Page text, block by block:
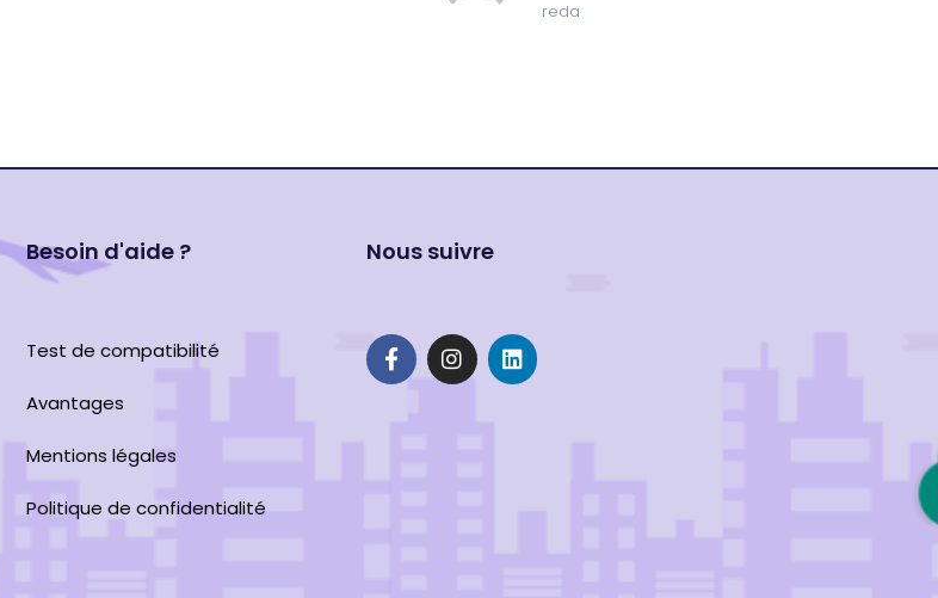
reda
Besoin d'aide ?
Test de compatibilité
Avantages
Mentions légales
Politique de confidentialité
Nous suivre